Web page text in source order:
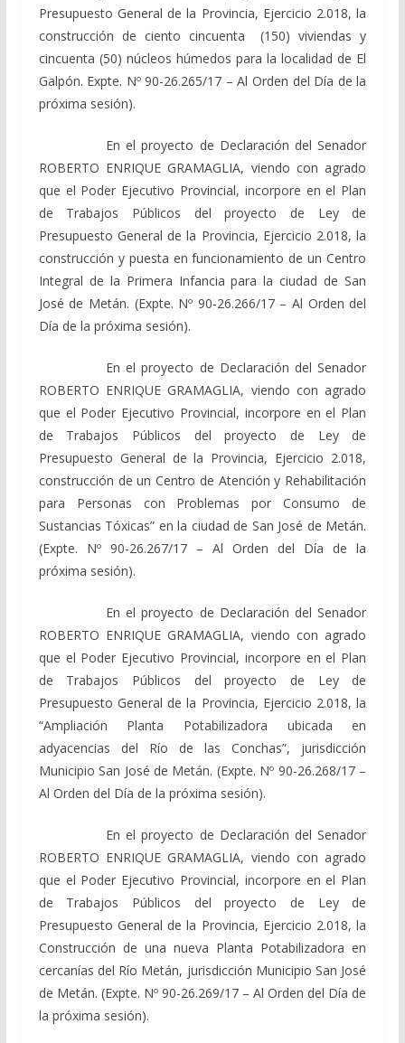
Presupuesto General de la Provincia, Ejercicio 2.018, la
construcción de ciento cincuenta (150) viviendas y
cincuenta (50) núcleos húmedos para la localidad de El
Galpón. Expte. Nº 90-26.265/17 – Al Orden del Día de la
próxima sesión).
En el proyecto de Declaración del Senador
ROBERTO ENRIQUE GRAMAGLIA, viendo con agrado
que el Poder Ejecutivo Provincial, incorpore en el Plan
de Trabajos Públicos del proyecto de Ley de
Presupuesto General de la Provincia, Ejercicio 2.018, la
construcción y puesta en funcionamiento de un Centro
Integral de la Primera Infancia para la ciudad de San
José de Metán. (Expte. Nº 90-26.266/17 – Al Orden del
Día de la próxima sesión).
En el proyecto de Declaración del Senador
ROBERTO ENRIQUE GRAMAGLIA, viendo con agrado
que el Poder Ejecutivo Provincial, incorpore en el Plan
de Trabajos Públicos del proyecto de Ley de
Presupuesto General de la Provincia, Ejercicio 2.018,
construcción de un Centro de Atención y Rehabilitación
para Personas con Problemas por Consumo de
Sustancias Tóxicas” en la ciudad de San José de Metán.
(Expte. Nº 90-26.267/17 – Al Orden del Día de la
próxima sesión).
En el proyecto de Declaración del Senador
ROBERTO ENRIQUE GRAMAGLIA, viendo con agrado
que el Poder Ejecutivo Provincial, incorpore en el Plan
de Trabajos Públicos del proyecto de Ley de
Presupuesto General de la Provincia, Ejercicio 2.018, la
“Ampliación Planta Potabilizadora ubicada en
adyacencias del Río de las Conchas”, jurisdicción
Municipio San José de Metán. (Expte. Nº 90-26.268/17 –
Al Orden del Día de la próxima sesión).
En el proyecto de Declaración del Senador
ROBERTO ENRIQUE GRAMAGLIA, viendo con agrado
que el Poder Ejecutivo Provincial, incorpore en el Plan
de Trabajos Públicos del proyecto de Ley de
Presupuesto General de la Provincia, Ejercicio 2.018, la
Construcción de una nueva Planta Potabilizadora en
cercanías del Río Metán, jurisdicción Municipio San José
de Metán. (Expte. Nº 90-26.269/17 – Al Orden del Día de
la próxima sesión).